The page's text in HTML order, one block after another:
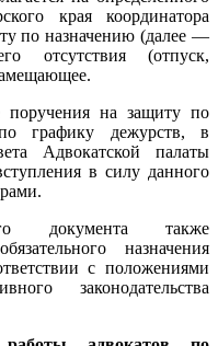
края координатора
по назначению (далее —
отсутствия (отпуск,
поручения на защиту по
графику дежурств, в
Адвокатской палаты
в силу данного
документа также
назначения
с положениями
законодательства